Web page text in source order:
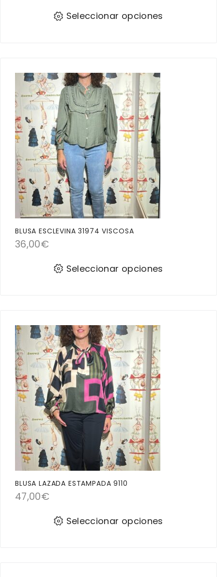
Seleccionar opciones
BLUSA ESCLEVINA 31974 VISCOSA
36,00€
Seleccionar opciones
BLUSA LAZADA ESTAMPADA 9110
47,00€
Seleccionar opciones